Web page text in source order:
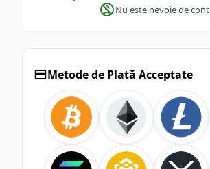
Nu este nevoie de cont
Metode de Plată Acceptate